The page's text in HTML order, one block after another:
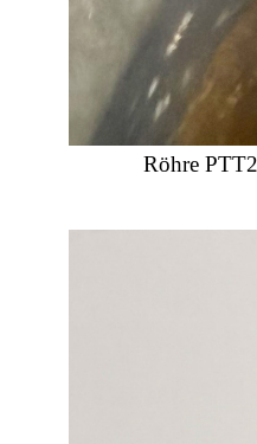
Röhre